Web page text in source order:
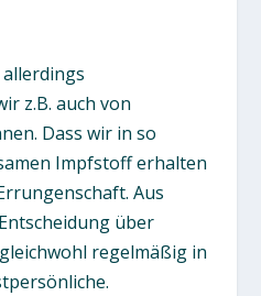
z.B. auch von
Dass wir in so
Impfstoff erhalten
Aus
über
regelmäßig in